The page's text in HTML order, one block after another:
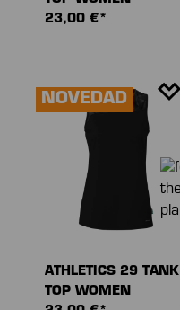
23,00 €*
NOVEDAD
ATHLETICS 29 TANK
TOP WOMEN